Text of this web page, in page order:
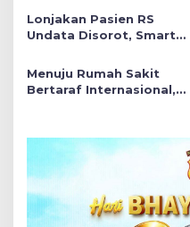
Penguatan SDM Menuju
Rumah Sakit Bertaraf
Lonjakan Pasien RS
Undata Disorot, Smart
Dorong Penguatan
Layanan Primer
Menuju Rumah Sakit
Bertaraf Internasional,